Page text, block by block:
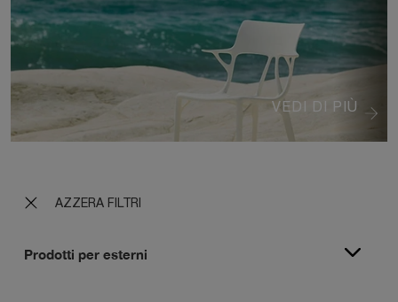
AZZERA FILTRI
Prodotti per esterni
VEDI DI PIÙ